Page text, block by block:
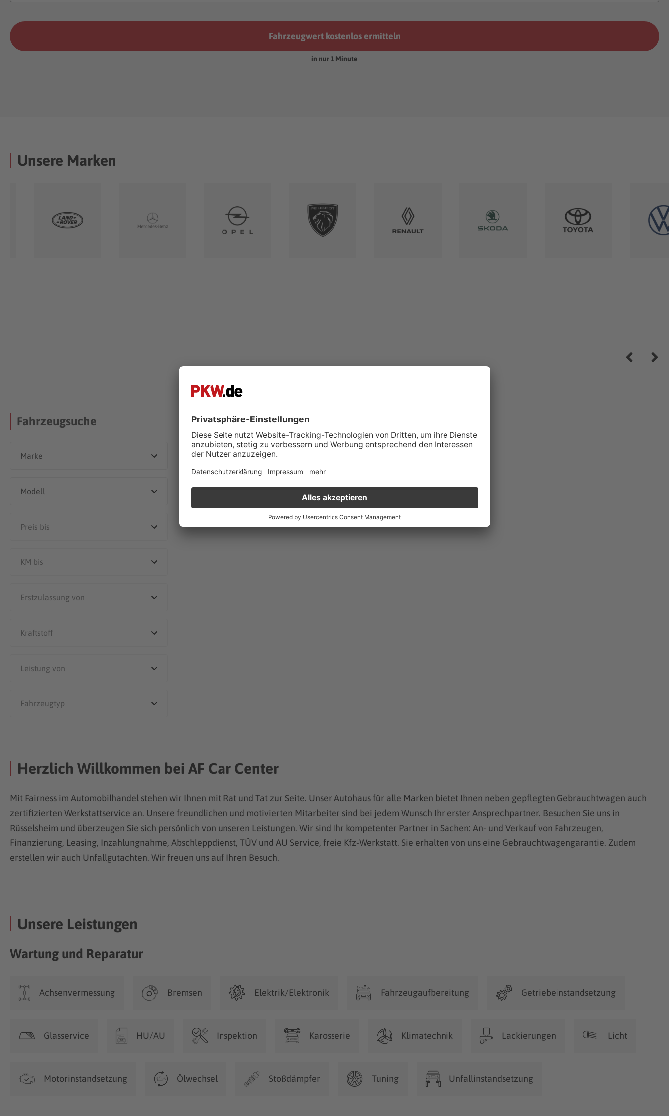
Fahrzeugwert kostenlos ermitteln
in nur 1 Minute
Unsere Marken
Fahrzeugsuche Unsere Fahrzeuge (0)
Dieser Händler bietet aktuell auf PKW.de keine Fahrzeuge zum Verkauf an.
Herzlich Willkommen bei AF Car Center
Mit Fairness im Automobilhandel stehen wir Ihnen mit Rat und Tat zur Seite. Unser Autohaus für alle Marken bietet Ihnen neben gepflegten Gebrauchtwagen auch
zertifizierten Werkstattservice an. Unsere freundlichen und motivierten Mitarbeiter sind bei jedem Wunsch Ihr erster Ansprechpartner. Besuchen Sie uns in
Rüsselsheim und überzeugen Sie sich persönlich von unseren Leistungen. Wir sind Ihr kompetenter Partner in Sachen: An- und Verkauf von Fahrzeugen,
Finanzierung, Leasing, Inzahlungnahme, Abschleppdienst, TÜV und AU Service, freie Kfz-Werkstatt. Sie erhalten von uns eine Gebrauchtwagengarantie. Zudem
erstellen wir auch Unfallgutachten. Wir freuen uns auf Ihren Besuch.
Unsere Leistungen
Wartung und Reparatur
Achsenvermessung Bremsen Elektrik/Elektronik Fahrzeugaufbereitung Getriebeinstandsetzung
Glasservice HU/AU Inspektion Karosserie Klimatechnik Lackierungen Licht
Motorinstandsetzung Ölwechsel Stoßdämpfer Tuning Unfallinstandsetzung